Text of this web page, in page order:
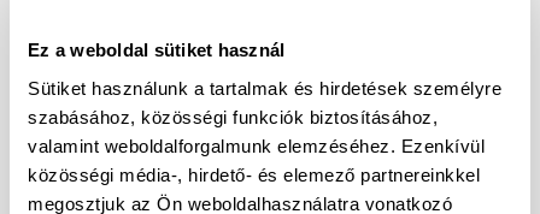
Ez a weboldal sütiket használ
Sütiket használunk a tartalmak és hirdetések személyre
szabásához, közösségi funkciók biztosításához,
valamint weboldalforgalmunk elemzéséhez. Ezenkívül
közösségi média-, hirdető- és elemező partnereinkkel
megosztjuk az Ön weboldalhasználatra vonatkozó
Я підписуюсь на розсилку новин
Я даю згоду на обробку моїх персональних
даних з метою надсилання прямих маркетингових
повідомлень. Контактні дані контролера даних
можна знайтитут.